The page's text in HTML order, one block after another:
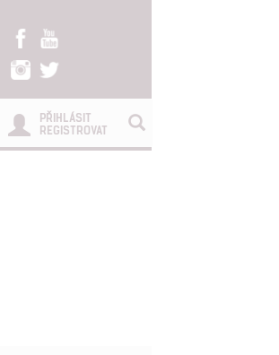
PŘIHLÁSIT
REGISTROVAT